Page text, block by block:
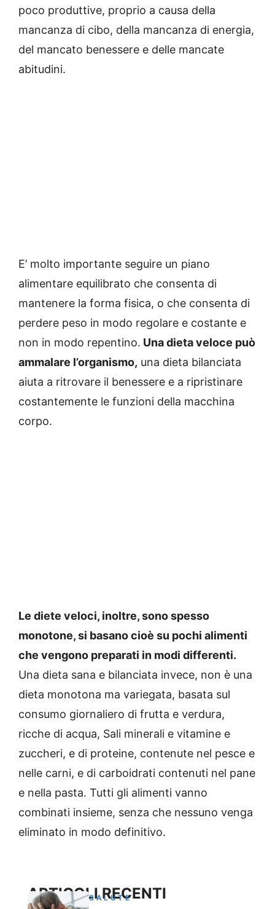
poco produttive, proprio a causa della
mancanza di cibo, della mancanza di energia,
del mancato benessere e delle mancate
abitudini.
E’ molto importante seguire un piano
alimentare equilibrato che consenta di
mantenere la forma fisica, o che consenta di
perdere peso in modo regolare e costante e
non in modo repentino. Una dieta veloce può
ammalare l’organismo, una dieta bilanciata
aiuta a ritrovare il benessere e a ripristinare
costantemente le funzioni della macchina
corpo.
Le diete veloci, inoltre, sono spesso
monotone, si basano cioè su pochi alimenti
che vengono preparati in modi differenti.
Una dieta sana e bilanciata invece, non è una
dieta monotona ma variegata, basata sul
consumo giornaliero di frutta e verdura,
ricche di acqua, Sali minerali e vitamine e
zuccheri, e di proteine, contenute nel pesce e
nelle carni, e di carboidrati contenuti nel pane
e nella pasta. Tutti gli alimenti vanno
combinati insieme, senza che nessuno venga
eliminato in modo definitivo.
ARTICOLI RECENTI
SALUTE